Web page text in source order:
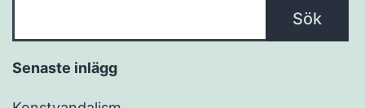
Sök
Senaste inlägg